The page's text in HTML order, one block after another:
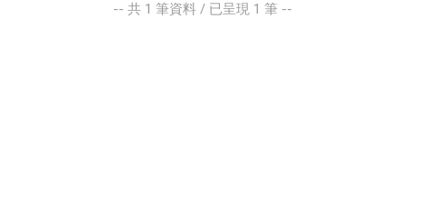
-- 共 1 筆資料 / 已呈現 1 筆 --